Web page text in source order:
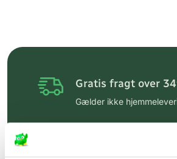
Gratis fragt over
Gælder ikke